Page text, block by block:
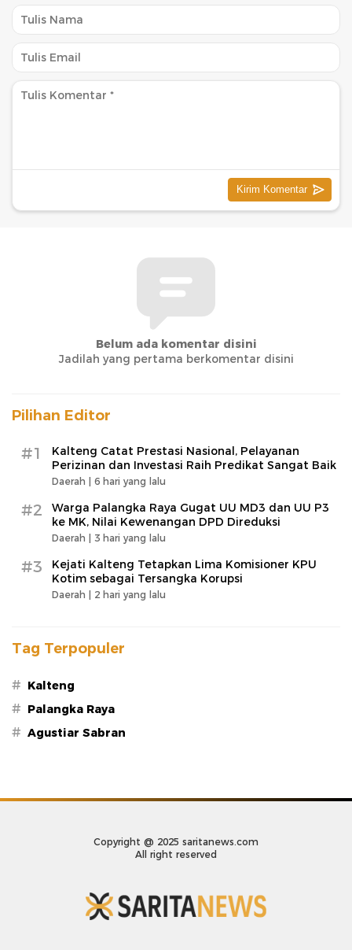
Belum ada komentar disini
Jadilah yang pertama berkomentar disini
Pilihan Editor
#1
Kalteng Catat Prestasi Nasional, Pelayanan
Perizinan dan Investasi Raih Predikat Sangat Baik
Daerah | 6 hari yang lalu
#2
Warga Palangka Raya Gugat UU MD3 dan UU P3
ke MK, Nilai Kewenangan DPD Direduksi
Daerah | 3 hari yang lalu
#3
Kejati Kalteng Tetapkan Lima Komisioner KPU
Kotim sebagai Tersangka Korupsi
Daerah | 2 hari yang lalu
Tag Terpopuler
# Kalteng
# Palangka Raya
# Agustiar Sabran
Copyright @ 2025 saritanews.com
All right reserved